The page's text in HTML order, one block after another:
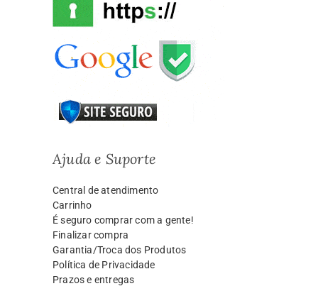
Ajuda e Suporte
Central de atendimento
Carrinho
É seguro comprar com a gente!
Finalizar compra
Garantia/Troca dos Produtos
Política de Privacidade
Prazos e entregas